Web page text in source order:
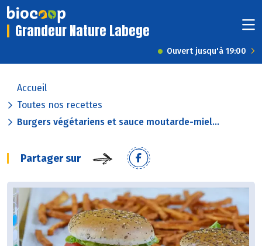
Grandeur Nature Labege
Ouvert jusqu'à 19:00
Accueil
Toutes nos recettes
Burgers végétariens et sauce moutarde-miel...
Partager sur